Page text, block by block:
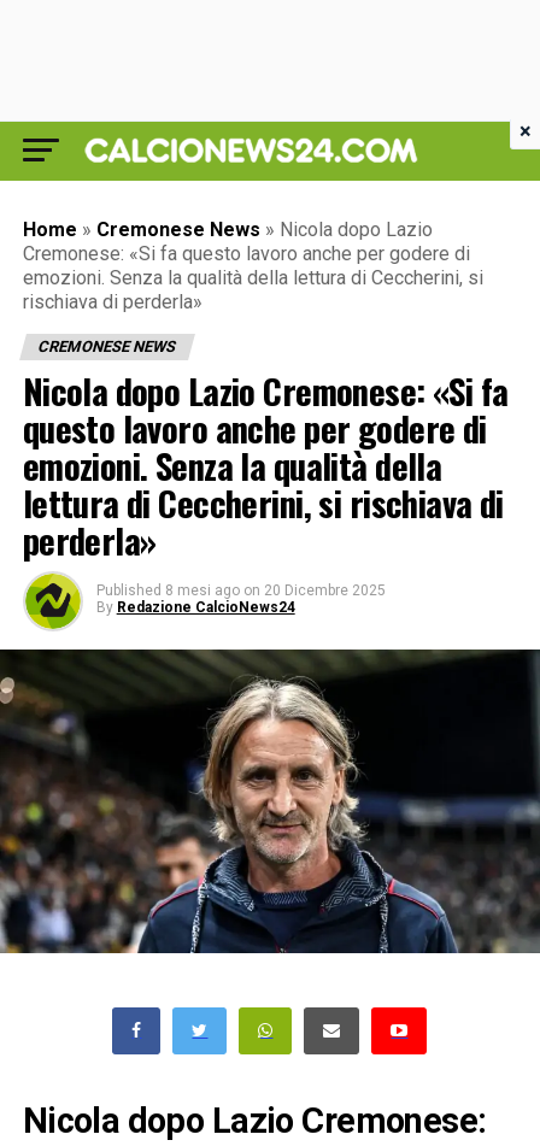
Home » Cremonese News » Nicola dopo Lazio
Cremonese: «Si fa questo lavoro anche per godere di
emozioni. Senza la qualità della lettura di Ceccherini, si
rischiava di perderla»
CREMONESE NEWS
Nicola dopo Lazio Cremonese: «Si fa
questo lavoro anche per godere di
emozioni. Senza la qualità della
lettura di Ceccherini, si rischiava di
perderla»
Published 8 mesi ago on 20 Dicembre 2025
By Redazione CalcioNews24
Nicola dopo Lazio Cremonese:
×